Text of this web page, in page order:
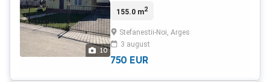
10
cartier nou. Curte, carpot doua masini,
acoperita.
155.0 m2
Stefanestii-Noi, Arges
3 august
750 EUR